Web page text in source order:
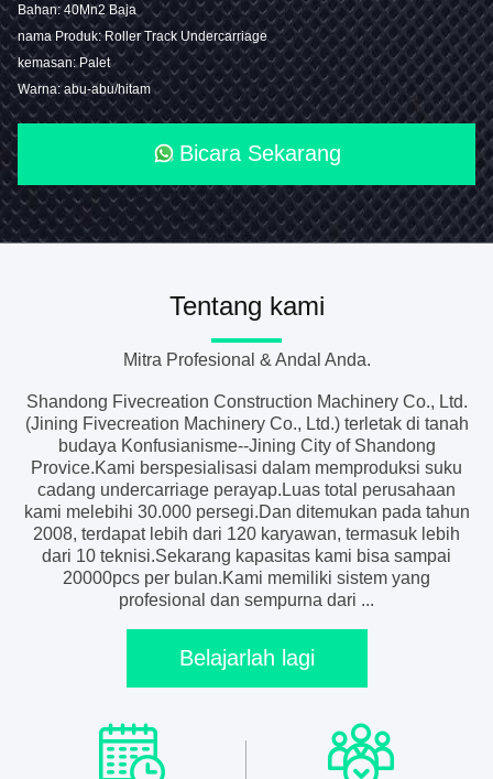
Bahan: 40Mn2 Baja
nama Produk: Roller Track Undercarriage
kemasan: Palet
Warna: abu-abu/hitam
Bicara Sekarang
Tentang kami
Mitra Profesional & Andal Anda.
Shandong Fivecreation Construction Machinery Co., Ltd.
(Jining Fivecreation Machinery Co., Ltd.) terletak di tanah
budaya Konfusianisme--Jining City of Shandong
Provice.Kami berspesialisasi dalam memproduksi suku
cadang undercarriage perayap.Luas total perusahaan
kami melebihi 30.000 persegi.Dan ditemukan pada tahun
2008, terdapat lebih dari 120 karyawan, termasuk lebih
dari 10 teknisi.Sekarang kapasitas kami bisa sampai
20000pcs per bulan.Kami memiliki sistem yang
profesional dan sempurna dari ...
Belajarlah lagi